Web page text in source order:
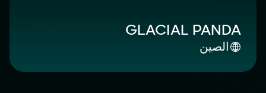
GLACIAL PANDA
الصين